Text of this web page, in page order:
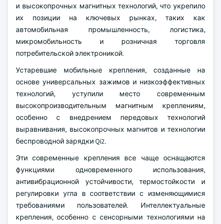
и высокопрочных магнитных технологий, что укрепило
их позиции на ключевых рынках, таких как
автомобильная промышленность, логистика,
микромобильность и розничная торговля
потребительской электроникой.
Устаревшие мобильные крепления, созданные на
основе универсальных зажимов и низкоэффективных
технологий, уступили место современным
высокопроизводительным магнитным креплениям,
особенно с внедрением передовых технологий
выравнивания, высокопрочных магнитов и технологии
беспроводной зарядки Qi2.
Эти современные крепления все чаще оснащаются
функциями одновременного использования,
антивибрационной устойчивости, термостойкости и
регулировки угла в соответствии с изменяющимися
требованиями пользователей. Интеллектуальные
крепления, особенно с сенсорными технологиями на